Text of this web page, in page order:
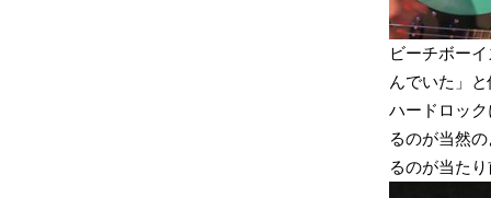
ビーチボー
んでいた」
ハードロッ
るのが当然
るのが当た